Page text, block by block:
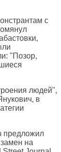
с
"Позор,
людей",
в
предложил
на